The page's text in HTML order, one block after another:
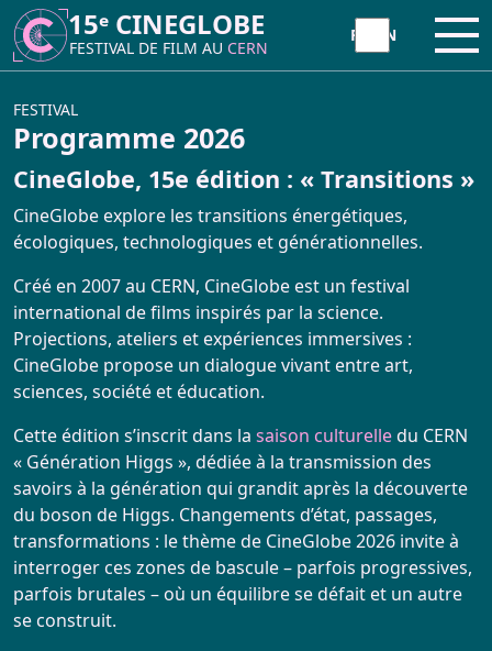
15ᵉ CINEGLOBE
FESTIVAL DE FILM AUCERN
FESTIVAL
Programme 2026
CineGlobe, 15e édition : « Transitions »
CineGlobe explore les transitions énergétiques,
écologiques, technologiques et générationnelles.
Créé en 2007 au CERN, CineGlobe est un festival
international de films inspirés par la science.
Projections, ateliers et expériences immersives :
CineGlobe propose un dialogue vivant entre art,
sciences, société et éducation.
Cette édition s’inscrit dans la saison culturelledu CERN
« Génération Higgs », dédiée à la transmission des
savoirs à la génération qui grandit après la découverte
du boson de Higgs. Changements d’état, passages,
transformations : le thème de CineGlobe 2026 invite à
interroger ces zones de bascule – parfois progressives,
parfois brutales – où un équilibre se défait et un autre
se construit.
15ᵉ CINEGLOBE
FESTIVAL DE FILM AUCERN
CineGlobe ?
Partenaires
Newsletter
Contact
INITIATIVE
Atelier Animation Moviola
Atelier Tetra Pak Camera
Cinema Caravane
Minima Cinema
FESTIVAL
Programme 2026
CineGlobe 2026 – Photo Album
Retour sur la 15ème édition
Infos Pratiques
Réservation